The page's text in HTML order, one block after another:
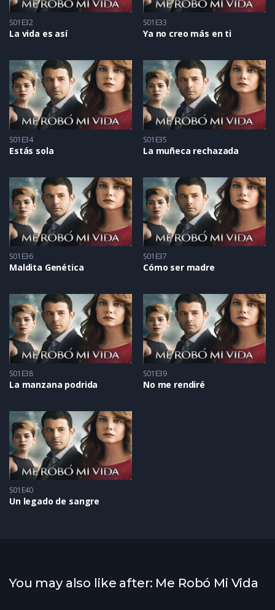
S01E32
La vida es así
S01E33
Ya no creo más en ti
S01E34
Estás sola
S01E35
La muñeca rechazada
S01E36
Maldita Genética
S01E37
Cómo ser madre
S01E38
La manzana podrida
S01E39
No me rendiré
S01E40
Un legado de sangre
You may also like after: Me Robó Mi Vida